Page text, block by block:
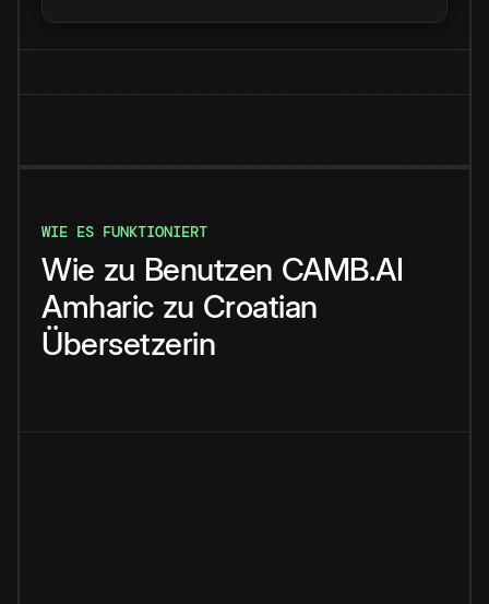
WIE ES FUNKTIONIERT
Wie zu Benutzen CAMB.AI
Amharic zu Croatian
Übersetzerin